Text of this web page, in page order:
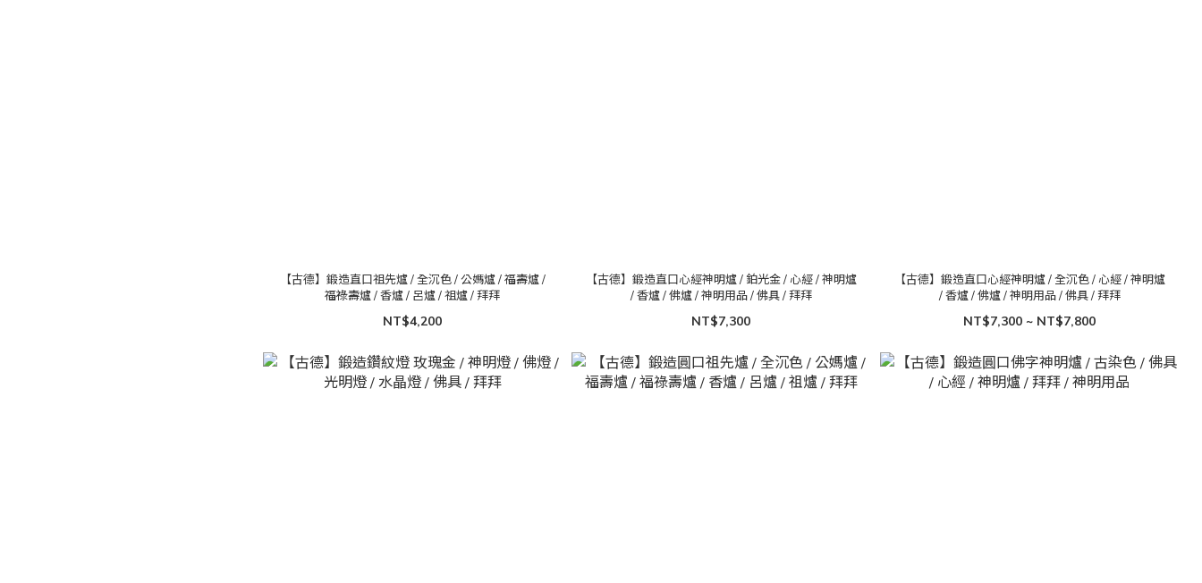
【古德】鍛造直口祖先爐 / 全沉色 / 公媽爐 / 福壽爐 /
福祿壽爐 / 香爐 / 呂爐 / 祖爐 / 拜拜
NT$4,200
【古德】鍛造直口心經神明爐 / 鉑光金 / 心經 / 神明爐
/ 香爐 / 佛爐 / 神明用品 / 佛具 / 拜拜
NT$7,300
【古德】鍛造直口心經神明爐 / 全沉色 / 心經 / 神明爐
/ 香爐 / 佛爐 / 神明用品 / 佛具 / 拜拜
NT$7,300 ~ NT$7,800